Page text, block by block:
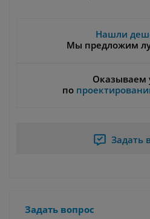
Нашли
Мы предложим
Оказываем
по
Задать
Задать вопрос